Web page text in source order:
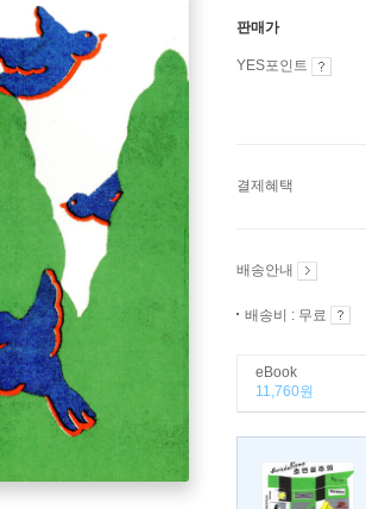
판매가
YES포인트
결제혜택
배송안내
배송비 : 무료
eBook
11,760원